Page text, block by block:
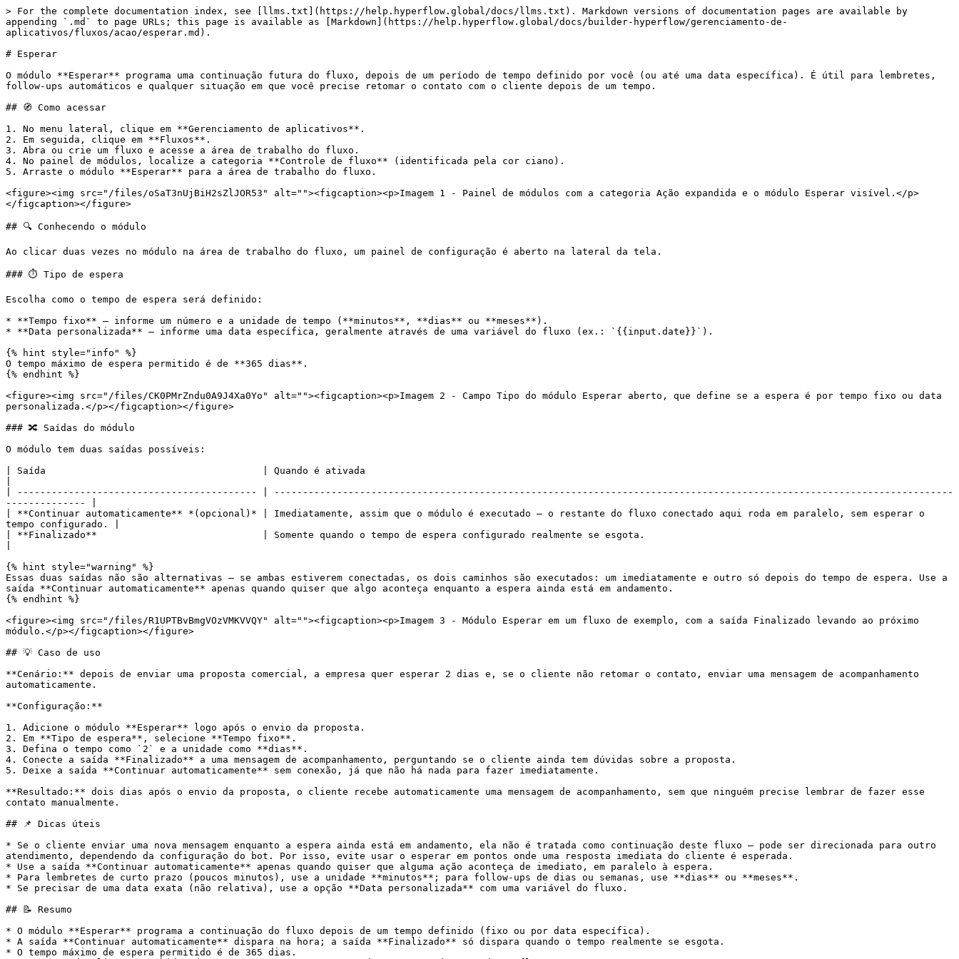
> For the complete documentation index, see [llms.txt](https://help.hyperflow.global/docs/llms.txt). Markdown versions of documentation pages are available by
appending `.md` to page URLs; this page is available as [Markdown](https://help.hyperflow.global/docs/builder-hyperflow/gerenciamento-de-
aplicativos/fluxos/acao/esperar.md).
# Esperar
O módulo **Esperar** programa uma continuação futura do fluxo, depois de um período de tempo definido por você (ou até uma data específica). É útil para lembretes,
follow-ups automáticos e qualquer situação em que você precise retomar o contato com o cliente depois de um tempo.
## 🧭 Como acessar
1. No menu lateral, clique em **Gerenciamento de aplicativos**.
2. Em seguida, clique em **Fluxos**.
3. Abra ou crie um fluxo e acesse a área de trabalho do fluxo.
4. No painel de módulos, localize a categoria **Controle de fluxo** (identificada pela cor ciano).
5. Arraste o módulo **Esperar** para a área de trabalho do fluxo.
<figure><img src="/files/oSaT3nUjBiH2sZlJOR53" alt=""><figcaption><p>Imagem 1 - Painel de módulos com a categoria Ação expandida e o módulo Esperar visível.</p>
</figcaption></figure>
## 🔍 Conhecendo o módulo
Ao clicar duas vezes no módulo na área de trabalho do fluxo, um painel de configuração é aberto na lateral da tela.
### ⏱️ Tipo de espera
Escolha como o tempo de espera será definido:
* **Tempo fixo** — informe um número e a unidade de tempo (**minutos**, **dias** ou **meses**).
* **Data personalizada** — informe uma data específica, geralmente através de uma variável do fluxo (ex.: `{{input.date}}`).
{% hint style="info" %}
O tempo máximo de espera permitido é de **365 dias**.
{% endhint %}
<figure><img src="/files/CK0PMrZndu0A9J4Xa0Yo" alt=""><figcaption><p>Imagem 2 - Campo Tipo do módulo Esperar aberto, que define se a espera é por tempo fixo ou data
personalizada.</p></figcaption></figure>
### 🔀 Saídas do módulo
O módulo tem duas saídas possíveis:
| Saída                                      | Quando é ativada
| ------------------------------------------ | -----------------------------------------------------------------------------------------------------------------------
-------------- |
| **Continuar automaticamente** *(opcional)* | Imediatamente, assim que o módulo é executado — o restante do fluxo conectado aqui roda em paralelo, sem esperar o
tempo configurado. |
| **Finalizado**                             | Somente quando o tempo de espera configurado realmente se esgota.
{% hint style="warning" %}
Essas duas saídas não são alternativas — se ambas estiverem conectadas, os dois caminhos são executados: um imediatamente e outro só depois do tempo de espera. Use a
saída **Continuar automaticamente** apenas quando quiser que algo aconteça enquanto a espera ainda está em andamento.
{% endhint %}
<figure><img src="/files/R1UPTBvBmgVOzVMKVVQY" alt=""><figcaption><p>Imagem 3 - Módulo Esperar em um fluxo de exemplo, com a saída Finalizado levando ao próximo
módulo.</p></figcaption></figure>
## 💡 Caso de uso
**Cenário:** depois de enviar uma proposta comercial, a empresa quer esperar 2 dias e, se o cliente não retomar o contato, enviar uma mensagem de acompanhamento
automaticamente.
**Configuração:**
1. Adicione o módulo **Esperar** logo após o envio da proposta.
2. Em **Tipo de espera**, selecione **Tempo fixo**.
3. Defina o tempo como `2` e a unidade como **dias**.
4. Conecte a saída **Finalizado** a uma mensagem de acompanhamento, perguntando se o cliente ainda tem dúvidas sobre a proposta.
5. Deixe a saída **Continuar automaticamente** sem conexão, já que não há nada para fazer imediatamente.
**Resultado:** dois dias após o envio da proposta, o cliente recebe automaticamente uma mensagem de acompanhamento, sem que ninguém precise lembrar de fazer esse
contato manualmente.
## 📌 Dicas úteis
* Se o cliente enviar uma nova mensagem enquanto a espera ainda está em andamento, ela não é tratada como continuação deste fluxo — pode ser direcionada para outro
atendimento, dependendo da configuração do bot. Por isso, evite usar o esperar em pontos onde uma resposta imediata do cliente é esperada.
* Use a saída **Continuar automaticamente** apenas quando quiser que alguma ação aconteça de imediato, em paralelo à espera.
* Para lembretes de curto prazo (poucos minutos), use a unidade **minutos**; para follow-ups de dias ou semanas, use **dias** ou **meses**.
* Se precisar de uma data exata (não relativa), use a opção **Data personalizada** com uma variável do fluxo.
## 📝 Resumo
* O módulo **Esperar** programa a continuação do fluxo depois de um tempo definido (fixo ou por data específica).
* A saída **Continuar automaticamente** dispara na hora; a saída **Finalizado** só dispara quando o tempo realmente se esgota.
* O tempo máximo de espera permitido é de 365 dias.